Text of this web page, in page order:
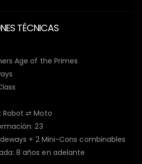
TÉCNICAS
Age of the Primes
Robot ⇄ Moto
23
+ 2 Mini-Cons combinables
8 años en adelante